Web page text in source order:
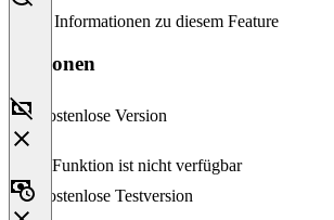
Keine Informationen zu diesem Feature
Versionen
Kostenlose Version
Diese Funktion ist nicht verfügbar
Kostenlose Testversion